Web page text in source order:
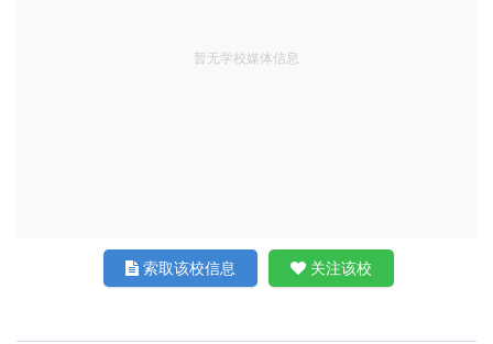
暂无学校媒体信息
关注该校
索取该校信息